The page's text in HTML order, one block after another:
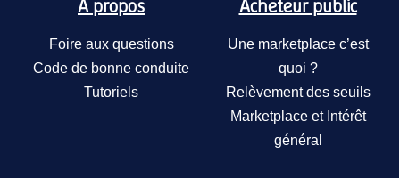
A propos
Foire aux questions
Code de bonne conduite
Tutoriels
Acheteur public
Une marketplace c’est
quoi ?
Relèvement des seuils
Marketplace et Intérêt
général